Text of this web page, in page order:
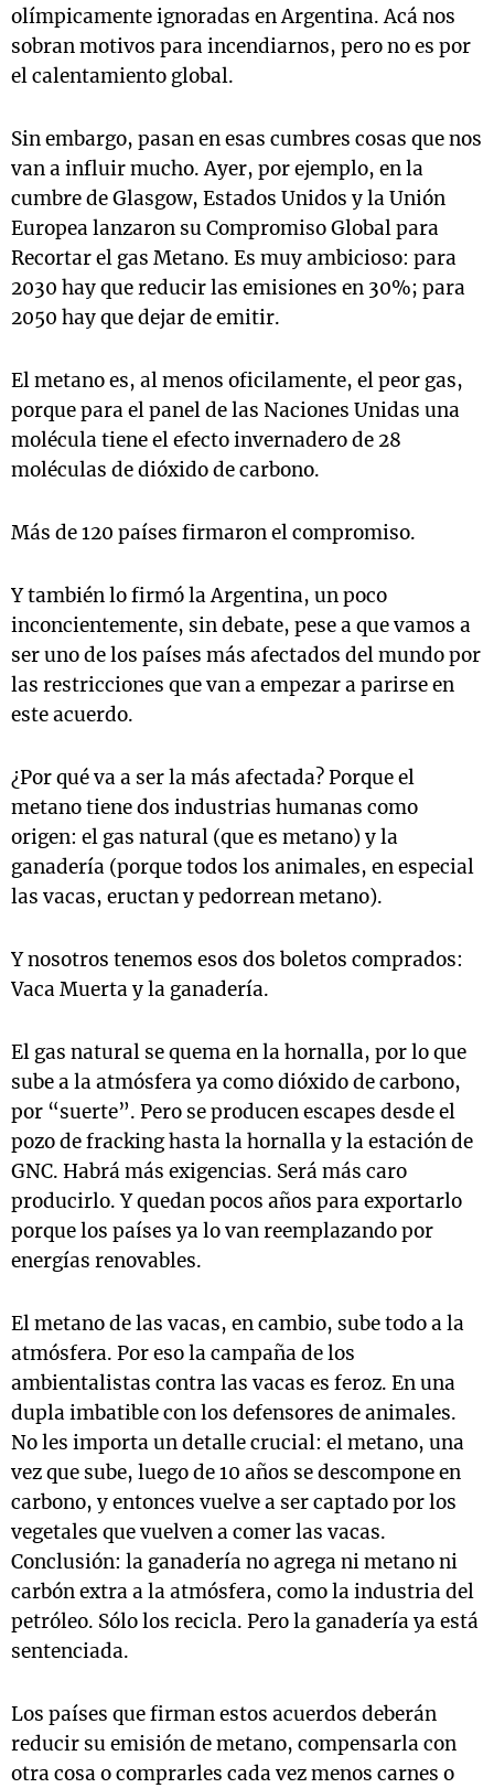
olímpicamente ignoradas en Argentina. Acá nos
sobran motivos para incendiarnos, pero no es por
el calentamiento global.
Sin embargo, pasan en esas cumbres cosas que nos
van a influir mucho. Ayer, por ejemplo, en la
cumbre de Glasgow, Estados Unidos y la Unión
Europea lanzaron su Compromiso Global para
Recortar el gas Metano. Es muy ambicioso: para
2030 hay que reducir las emisiones en 30%; para
2050 hay que dejar de emitir.
El metano es, al menos oficilamente, el peor gas,
porque para el panel de las Naciones Unidas una
molécula tiene el efecto invernadero de 28
moléculas de dióxido de carbono.
Más de 120 países firmaron el compromiso.
Y también lo firmó la Argentina, un poco
inconcientemente, sin debate, pese a que vamos a
ser uno de los países más afectados del mundo por
las restricciones que van a empezar a parirse en
este acuerdo.
¿Por qué va a ser la más afectada? Porque el
metano tiene dos industrias humanas como
origen: el gas natural (que es metano) y la
ganadería (porque todos los animales, en especial
las vacas, eructan y pedorrean metano).
Y nosotros tenemos esos dos boletos comprados:
Vaca Muerta y la ganadería.
El gas natural se quema en la hornalla, por lo que
sube a la atmósfera ya como dióxido de carbono,
por “suerte”. Pero se producen escapes desde el
pozo de fracking hasta la hornalla y la estación de
GNC. Habrá más exigencias. Será más caro
producirlo. Y quedan pocos años para exportarlo
porque los países ya lo van reemplazando por
energías renovables.
El metano de las vacas, en cambio, sube todo a la
atmósfera. Por eso la campaña de los
ambientalistas contra las vacas es feroz. En una
dupla imbatible con los defensores de animales.
No les importa un detalle crucial: el metano, una
vez que sube, luego de 10 años se descompone en
carbono, y entonces vuelve a ser captado por los
vegetales que vuelven a comer las vacas.
Conclusión: la ganadería no agrega ni metano ni
carbón extra a la atmósfera, como la industria del
petróleo. Sólo los recicla. Pero la ganadería ya está
sentenciada.
Los países que firman estos acuerdos deberán
reducir su emisión de metano, compensarla con
otra cosa o comprarles cada vez menos carnes o